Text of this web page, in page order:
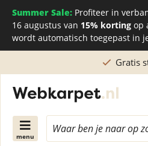
Summer Sale: Profiteer in
16 augustus van 15% korting op
wordt automatisch toegepast in
Gratis
menu